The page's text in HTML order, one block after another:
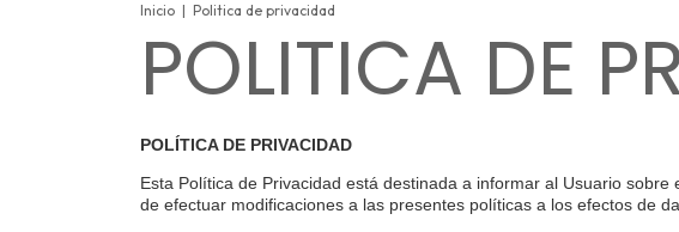
Inicio | Politica de privacidad
POLITICA DE
POLÍTICA DE PRIVACIDAD
Esta Política de Privacidad está destinada a informar al Usuario
de efectuar modificaciones a las presentes políticas a los efectos de